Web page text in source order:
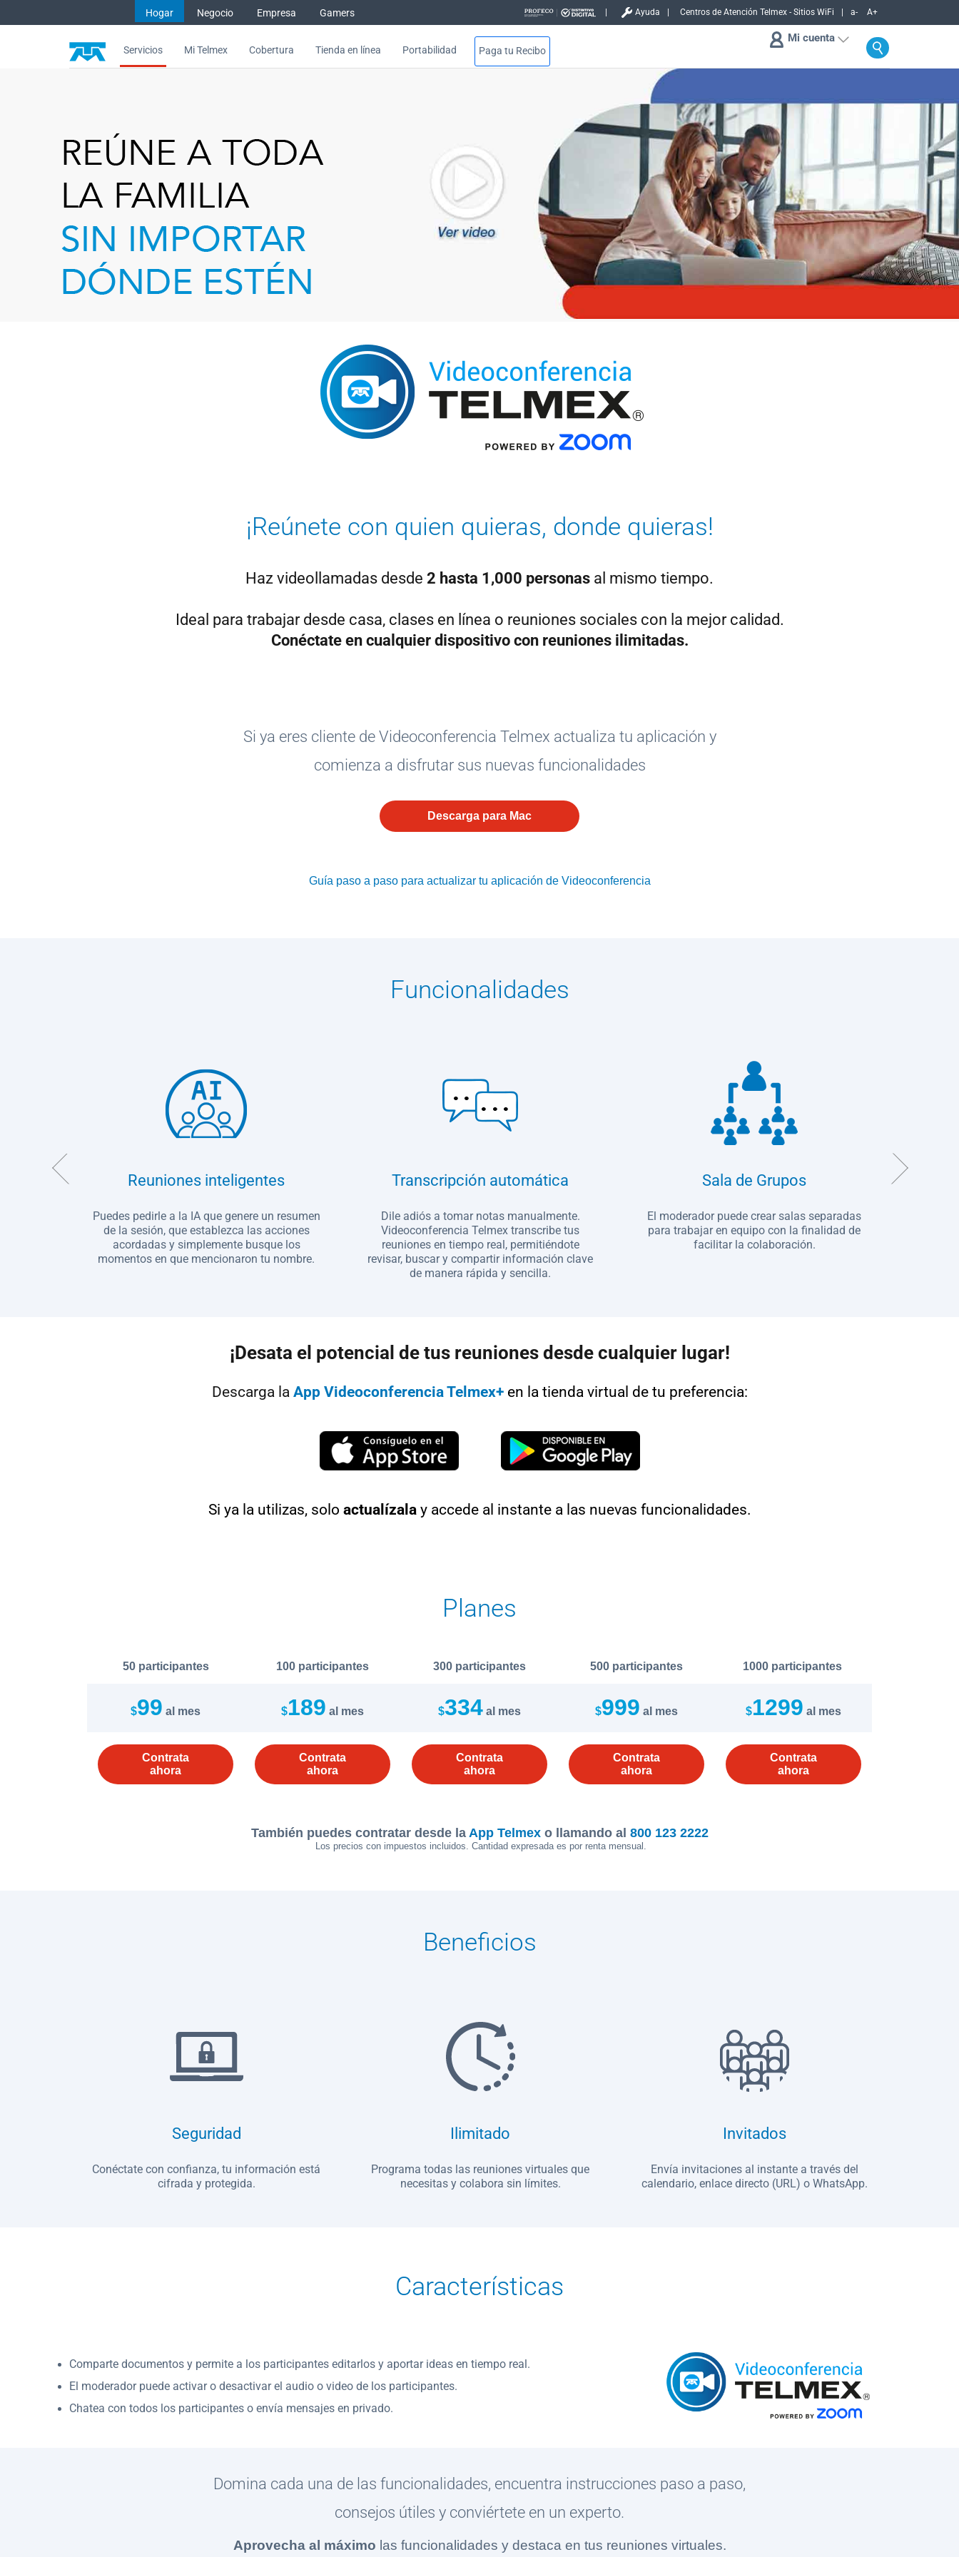
Hogar Negocio Empresa Gamers Ayuda Centros de Atención Telmex - Sitios WiFi a- A+
Servicios Mi Telmex Cobertura Tienda en línea Portabilidad Paga tu Recibo
Mi cuenta
¡Reúnete con quien quieras, donde quieras!
Haz videollamadas desde 2 hasta 1,000 personas al mismo tiempo.
Ideal para trabajar desde casa, clases en línea o reuniones sociales con la mejor calidad.
Conéctate en cualquier dispositivo con reuniones ilimitadas.
Si ya eres cliente de Videoconferencia Telmex actualiza tu aplicación y
comienza a disfrutar sus nuevas funcionalidades
Descarga para Mac
Guía paso a paso para actualizar tu aplicación de Videoconferencia
Funcionalidades
Reuniones inteligentes
Puedes pedirle a la IA que genere un resumen
de la sesión, que establezca las acciones
acordadas y simplemente busque los
momentos en que mencionaron tu nombre.
Transcripción automática
Dile adiós a tomar notas manualmente.
Videoconferencia Telmex transcribe tus
reuniones en tiempo real, permitiéndote
revisar, buscar y compartir información clave
de manera rápida y sencilla.
Sala de Grupos
El moderador puede crear salas separadas
para trabajar en equipo con la finalidad de
facilitar la colaboración.
¡Desata el potencial de tus reuniones desde cualquier lugar!
Descarga la App Videoconferencia Telmex+ en la tienda virtual de tu preferencia:
Si ya la utilizas, solo actualízalay accede al instante a las nuevas funcionalidades.
Planes
50 participantes 100 participantes 300 participantes 500 participantes 1000 participantes
$99 al mes $189 al mes $334 al mes $999 al mes $1299 al mes
Contrata
ahora
Contrata
ahora
Contrata
ahora
Contrata
ahora
Contrata
ahora
También puedes contratar desde la App Telmexo llamando al 800 123 2222
Los precios con impuestos incluidos. Cantidad expresada es por renta mensual.
Beneficios
Seguridad
Conéctate con confianza, tu información está
cifrada y protegida.
Ilimitado
Programa todas las reuniones virtuales que
necesitas y colabora sin límites.
Invitados
Envía invitaciones al instante a través del
calendario, enlace directo (URL) o WhatsApp.
Características
Comparte documentos y permite a los participantes editarlos y aportar ideas en tiempo real.
El moderador puede activar o desactivar el audio o video de los participantes.
Chatea con todos los participantes o envía mensajes en privado.
Domina cada una de las funcionalidades, encuentra instrucciones paso a paso,
consejos útiles y conviértete en un experto.
Aprovecha al máximo las funcionalidades y destaca en tus reuniones virtuales.